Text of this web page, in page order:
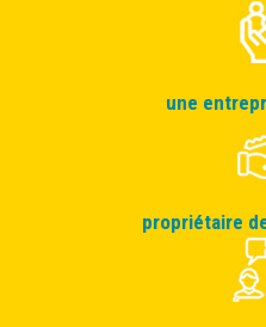
une
propriétaire